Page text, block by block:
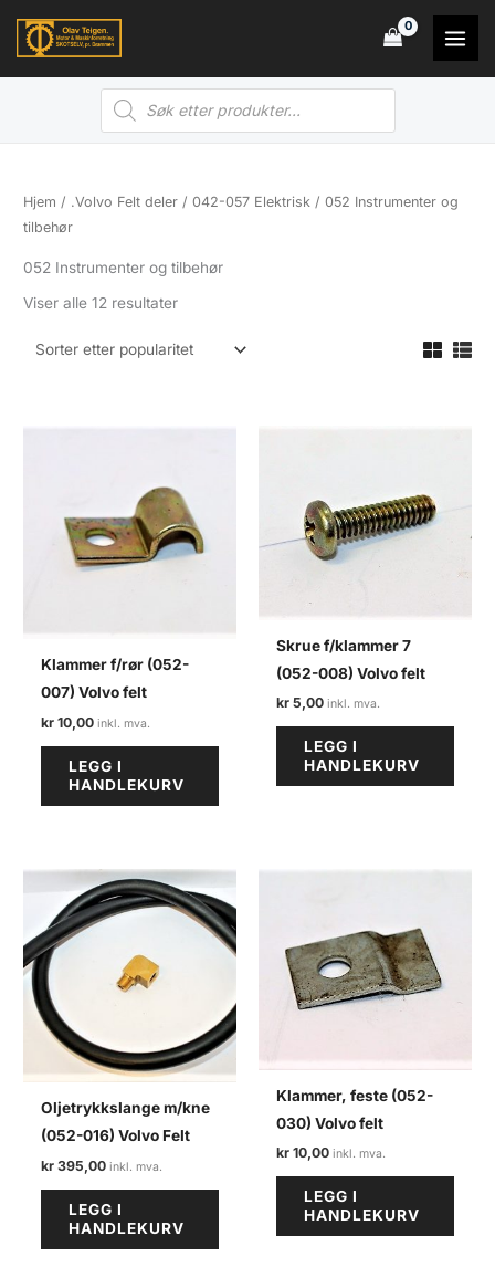
Products
search
Hjem / .Volvo Felt deler /042-057 Elektrisk / 052 Instrumenter og
tilbehør
052 Instrumenter og tilbehør
Viser alle 12 resultaterSortert
Klammer f/rør (052-
007) Volvo felt
kr 10,00
LEGG I
HANDLEKURV
Skrue f/klammer 7
(052-008) Volvo felt
kr 5,00
LEGG I
HANDLEKURV
Oljetrykkslange m/kne
(052-016) Volvo Felt
kr 395,00
LEGG I
HANDLEKURV
Klammer, feste (052-
030) Volvo felt
kr 10,00
LEGG I
HANDLEKURV